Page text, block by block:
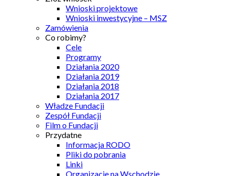
Wnioski projektowe
Wnioski inwestycyjne – MSZ
Zamówienia
Co robimy?
Cele
Programy
Działania 2020
Działania 2019
Działania 2018
Działania 2017
Władze Fundacji
Zespół Fundacji
Film o Fundacji
Przydatne
Informacja RODO
Pliki do pobrania
Linki
Organizacje na Wschodzie